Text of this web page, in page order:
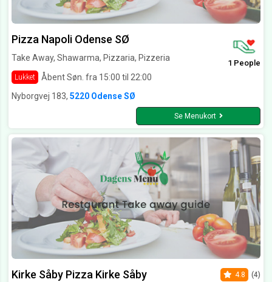
Pizza Napoli Odense SØ
Take Away, Shawarma, Pizzaria, Pizzeria
Lukket Åbent Søn. fra 15:00 til 22:00
1 People
Nyborgvej 183, 5220 Odense SØ
Se Menukort
Kirke Såby Pizza Kirke Såby 4.8 (4)